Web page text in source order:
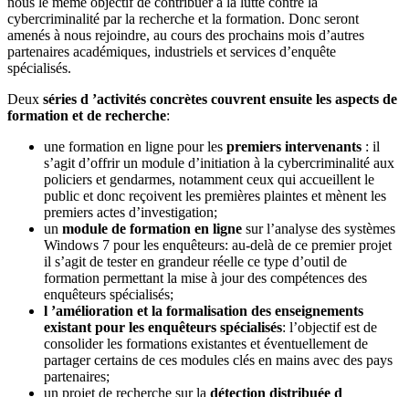
cybercriminalité par la recherche et la formation. Donc seront
amenés à nous rejoindre, au cours des prochains mois d’autres
partenaires académiques, industriels et services d’enquête
spécialisés.
Deux séries d ’activités concrètes couvrent ensuite les aspects de
formation et de recherche:
une formation en ligne pour les premiers intervenants : il
s’agit d’offrir un module d’initiation à la cybercriminalité aux
policiers et gendarmes, notamment ceux qui accueillent le
public et donc reçoivent les premières plaintes et mènent les
premiers actes d’investigation;
un module de formation en ligne sur l’analyse des systèmes
Windows 7 pour les enquêteurs: au-delà de ce premier projet
il s’agit de tester en grandeur réelle ce type d’outil de
formation permettant la mise à jour des compétences des
enquêteurs spécialisés;
l ’amélioration et la formalisation des enseignements
existant pour les enquêteurs spécialisés: l’objectif est de
consolider les formations existantes et éventuellement de
partager certains de ces modules clés en mains avec des pays
partenaires;
un projet de recherche sur la détection distribuée d